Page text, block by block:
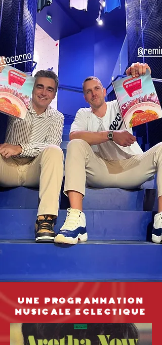
UNE PROGRAMMATION
MUSICALE ECLECTIQUE